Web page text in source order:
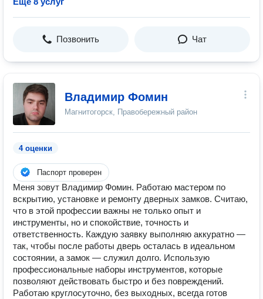
Позвонить Чат
Владимир Фомин
Магнитогорск, Правобережный район
4 оценки
Паспорт проверен
Меня зовут Владимир Фомин. Работаю мастером по
вскрытию, установке и ремонту дверных замков. Считаю,
что в этой профессии важны не только опыт и
инструменты, но и спокойствие, точность и
ответственность. Каждую заявку выполняю аккуратно —
так, чтобы после работы дверь осталась в идеальном
состоянии, а замок — служил долго. Использую
профессиональные наборы инструментов, которые
позволяют действовать быстро и без повреждений.
Работаю круглосуточно, без выходных, всегда готов